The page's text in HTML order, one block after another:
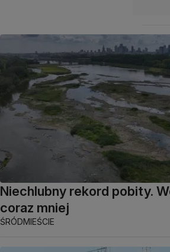
Niechlubny rekord pobity.
coraz mniej
ŚRÓDMIEŚCIE